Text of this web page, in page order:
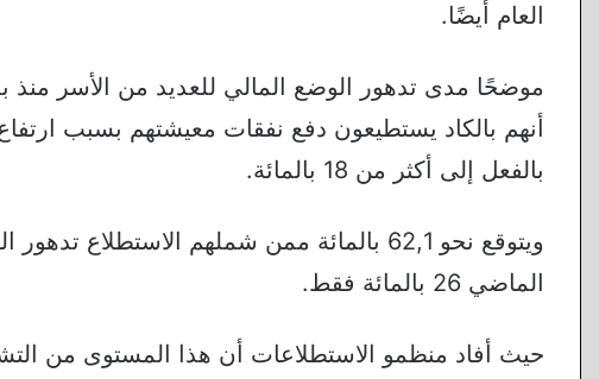
العام أيضًا.
أنهم بالكاد يستطيعون دفع نفقات معيشتهم بسبب
بالفعل إلى أكثر من 18 بالمائة.
ويتوقع نحو 62,1 بالمائة ممن شملهم
الماضي 26 بالمائة فقط.
حيث أفاد منظمو الاستطلاعات أن هذا المستوى من